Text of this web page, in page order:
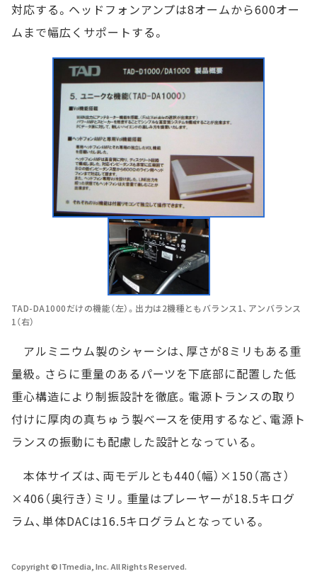
対応する。ヘッドフォンアンプは8オームから600オー
ムまで幅広くサポートする。
TAD-DA1000だけの機能（左）。出力は2機種ともバランス1、アンバランス
1（右）
アルミニウム製のシャーシは、厚さが8ミリもある重
量級。さらに重量のあるパーツを下底部に配置した低
重心構造により制振設計を徹底。電源トランスの取り
付けに厚肉の真ちゅう製ベースを使用するなど、電源ト
ランスの振動にも配慮した設計となっている。
本体サイズは、両モデルとも440（幅）×150（高さ）
×406（奥行き）ミリ。重量はプレーヤーが18.5キログ
ラム、単体DACは16.5キログラムとなっている。
Copyright © ITmedia, Inc. All Rights Reserved.